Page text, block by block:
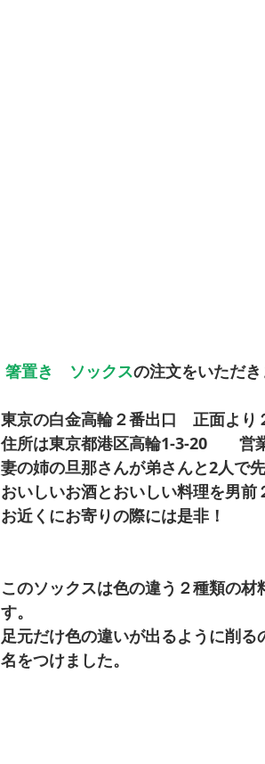
箸置き　ソックスの注文をいただき
東京の白金高輪２番出口　正面より
住所は東京都港区高輪1-3-20　　
妻の姉の旦那さんが弟さんと2人で
おいしいお酒とおいしい料理を男前
お近くにお寄りの際には是非！
このソックスは色の違う２種類の
す。
足元だけ色の違いが出るように削
名をつけました。